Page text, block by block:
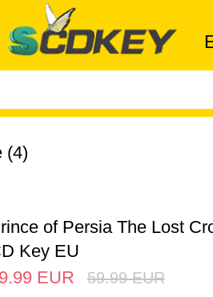
(4)
of Persia The Lost
Key EU
EUR 59.99 EUR